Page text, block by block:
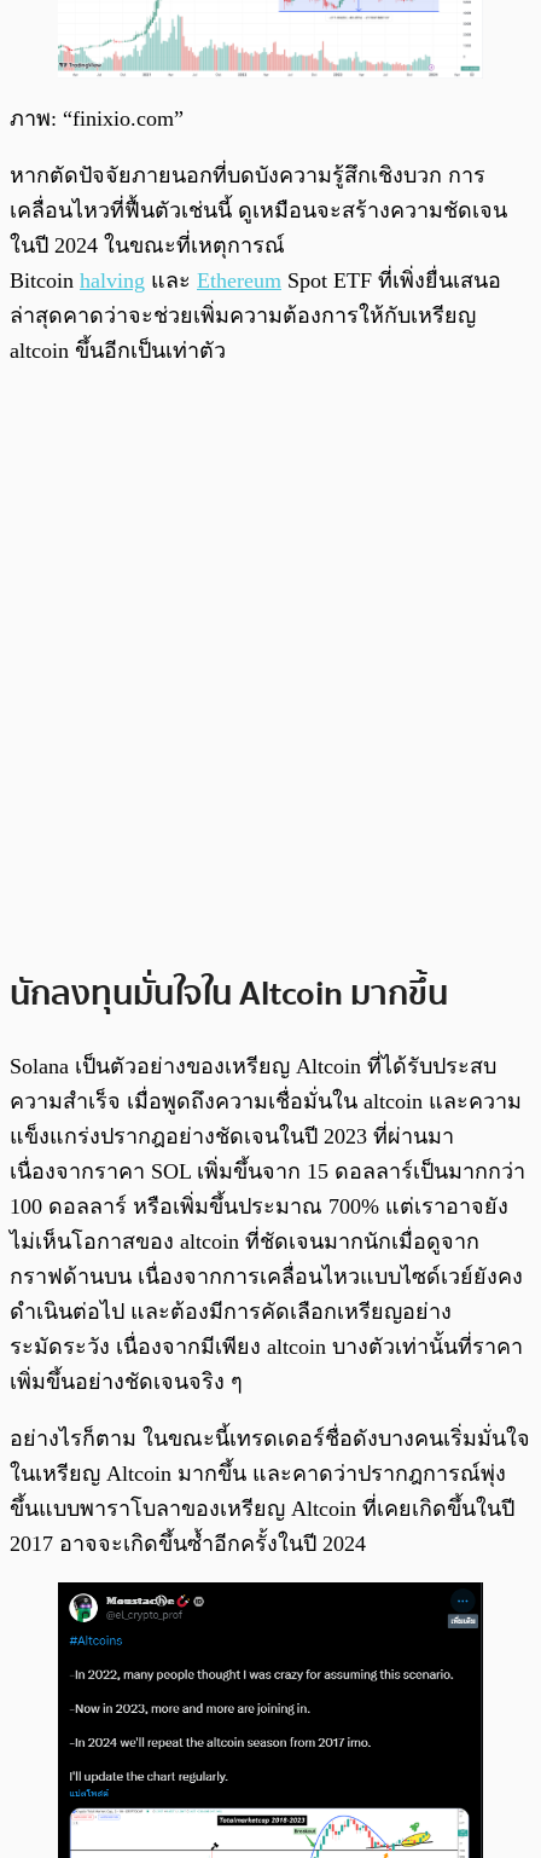
ภาพ: “finixio.com”
หากตัดปัจจัยภายนอกที่บดบังความรู้สึกเชิงบวก การ
เคลื่อนไหวที่ฟื้นตัวเช่นนี้ ดูเหมือนจะสร้างความชัดเจน
ในปี 2024 ในขณะที่เหตุการณ์
Bitcoin halving และ Ethereum Spot ETF ที่เพิ่งยื่นเสนอ
ล่าสุดคาดว่าจะช่วยเพิ่มความต้องการให้กับเหรียญ
altcoin ขึ้นอีกเป็นเท่าตัว
นักลงทุนมั่นใจใน Altcoin มากขึ้น
Solana เป็นตัวอย่างของเหรียญ Altcoin ที่ได้รับประสบ
ความสำเร็จ เมื่อพูดถึงความเชื่อมั่นใน altcoin และความ
แข็งแกร่งปรากฎอย่างชัดเจนในปี 2023 ที่ผ่านมา
เนื่องจากราคา SOL เพิ่มขึ้นจาก 15 ดอลลาร์เป็นมากกว่า
100 ดอลลาร์ หรือเพิ่มขึ้นประมาณ 700% แต่เราอาจยัง
ไม่เห็นโอกาสของ altcoin ที่ชัดเจนมากนักเมื่อดูจาก
กราฟด้านบน เนื่องจากการเคลื่อนไหวแบบไซด์เวย์ยังคง
ดำเนินต่อไป และต้องมีการคัดเลือกเหรียญอย่าง
ระมัดระวัง เนื่องจากมีเพียง altcoin บางตัวเท่านั้นที่ราคา
เพิ่มขึ้นอย่างชัดเจนจริง ๆ
อย่างไรก็ตาม ในขณะนี้เทรดเดอร์ชื่อดังบางคนเริ่มมั่นใจ
ในเหรียญ Altcoin มากขึ้น และคาดว่าปรากฎการณ์พุ่ง
ขึ้นแบบพาราโบลาของเหรียญ Altcoin ที่เคยเกิดขึ้นในปี
2017 อาจจะเกิดขึ้นซ้ำอีกครั้งในปี 2024